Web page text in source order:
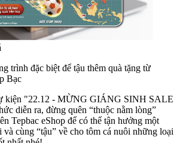
trình đặc biệt để tậu thêm quà tặng từ
Bạc
kiện "22.12 - MỪNG GIÁNG SINH SALE
diễn ra, đừng quên “thuộc nằm lòng”
Tepbac eShop để có thể tận hưởng một
cùng “tậu” về cho tôm cá nuôi những loại